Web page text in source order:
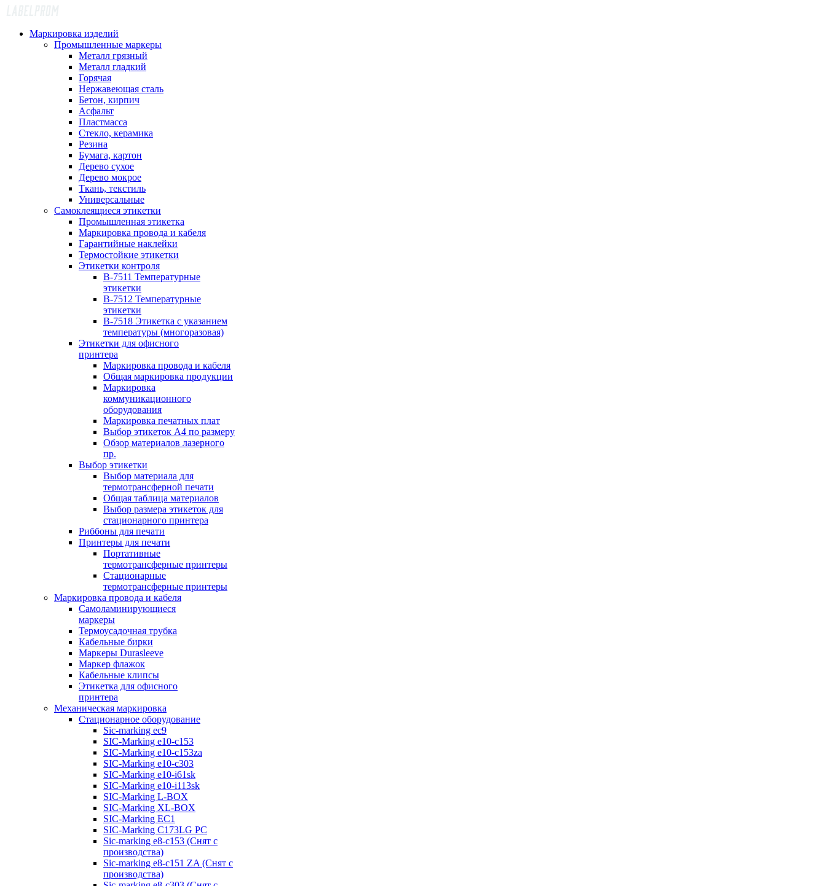
Маркировка изделий
Промышленные маркеры
Металл грязный
Металл гладкий
Горячая
Нержавеющая сталь
Бетон, кирпич
Асфальт
Пластмасса
Стекло, керамика
Резина
Бумага, картон
Дерево сухое
Дерево мокрое
Ткань, текстиль
Универсальные
Самоклеящиеся этикетки
Промышленная этикетка
Маркировка провода и кабеля
Гарантийные наклейки
Термостойкие этикетки
Этикетки контроля
B-7511 Температурные
этикетки
B-7512 Температурные
этикетки
B-7518 Этикетка с указанием
температуры (многоразовая)
Этикетки для офисного
принтера
Маркировка провода и кабеля
Общая маркировка продукции
Маркировка
коммуникационного
оборудования
Маркировка печатных плат
Выбор этикеток А4 по размеру
Обзор материалов лазерного
пр.
Выбор этикетки
Выбор материала для
термотрансферной печати
Общая таблица материалов
Выбор размера этикеток для
стационарного принтера
Риббоны для печати
Принтеры для печати
Портативные
термотрансферные принтеры
Стационарные
термотрансферные принтеры
Маркировка провода и кабеля
Самоламинирующиеся
маркеры
Термоусадочная трубка
Кабельные бирки
Маркеры Durasleeve
Маркер флажок
Кабельные клипсы
Этикетка для офисного
принтера
Механическая маркировка
Стационарное оборудование
Sic-marking ec9
SIC-Marking e10-c153
SIC-Marking e10-c153za
SIC-Marking e10-c303
SIC-Marking e10-i61sk
SIC-Marking e10-i113sk
SIC-Marking L-BOX
SIC-Marking XL-BOX
SIC-Marking EC1
SIC-Marking C173LG PC
Sic-marking e8-c153 (Снят с
производства)
Sic-marking e8-c151 ZA (Снят с
производства)